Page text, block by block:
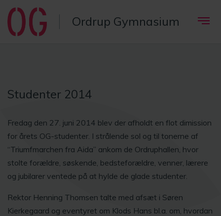
Ordrup Gymnasium
Studenter 2014
Fredag den 27. juni 2014 blev der afholdt en flot dimission
for årets OG-studenter. I strålende sol og til tonerne af
“Triumfmarchen fra Aida” ankom de Ordruphallen, hvor
stolte forældre, søskende, bedsteforældre, venner, lærere
og jubilarer ventede på at hylde de glade studenter.
Rektor Henning Thomsen talte med afsæt i Søren
Kierkegaard og eventyret om Klods Hans bl.a. om, hvordan